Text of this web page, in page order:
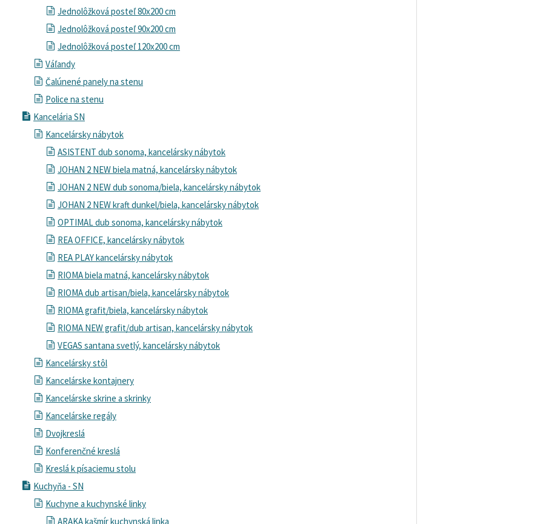
Jednolôžková posteľ 80x200 cm
Jednolôžková posteľ 90x200 cm
Jednolôžková posteľ 120x200 cm
Váľandy
Čalúnené panely na stenu
Police na stenu
Kancelária SN
Kancelársky nábytok
ASISTENT dub sonoma, kancelársky nábytok
JOHAN 2 NEW biela matná, kancelársky nábytok
JOHAN 2 NEW dub sonoma/biela, kancelársky nábytok
JOHAN 2 NEW kraft dunkel/biela, kancelársky nábytok
OPTIMAL dub sonoma, kancelársky nábytok
REA OFFICE, kancelársky nábytok
REA PLAY kancelársky nábytok
RIOMA biela matná, kancelársky nábytok
RIOMA dub artisan/biela, kancelársky nábytok
RIOMA grafit/biela, kancelársky nábytok
RIOMA NEW grafit/dub artisan, kancelársky nábytok
VEGAS santana svetlý, kancelársky nábytok
Kancelársky stôl
Kancelárske kontajnery
Kancelárske skrine a skrinky
Kancelárske regály
Dvojkreslá
Konferenčné kreslá
Kreslá k písaciemu stolu
Kuchyňa - SN
Kuchyne a kuchynské linky
ARAKA kašmír kuchynská linka